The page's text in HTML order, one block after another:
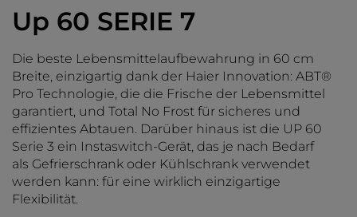
Up 60 SERIE 7
Die beste Lebensmittelaufbewahrung in 60 cm
Breite, einzigartig dank der Haier Innovation: ABT®
Pro Technologie, die die Frische der Lebensmittel
garantiert, und Total No Frost für sicheres und
effizientes Abtauen. Darüber hinaus ist die UP 60
Serie 3 ein Instaswitch-Gerät, das je nach Bedarf
als Gefrierschrank oder Kühlschrank verwendet
werden kann: für eine wirklich einzigartige
Flexibilität.